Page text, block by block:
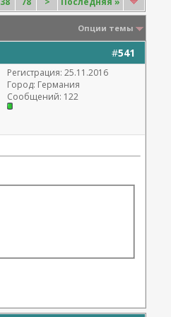
Опции темы
#541
Регистрация: 25.11.2016
Город: Германия
Сообщений: 122